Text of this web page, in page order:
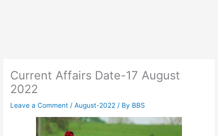
Current Affairs Date-17 August
2022
Leave a Comment /August-2022 / By BBS